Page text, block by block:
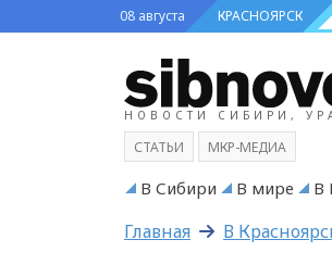
08 августа КРАСНОЯРСК
НОВОСТИ СИБИРИ,
СТАТЬИ МКР-МЕДИА
В Сибири В мире В
Главная В